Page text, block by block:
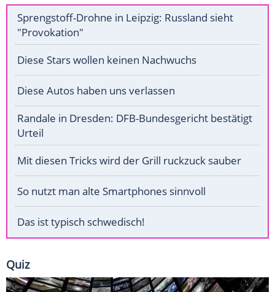
Sprengstoff-Drohne in Leipzig: Russland sieht
"Provokation"
Diese Stars wollen keinen Nachwuchs
Diese Autos haben uns verlassen
Randale in Dresden: DFB-Bundesgericht bestätigt
Urteil
Mit diesen Tricks wird der Grill ruckzuck sauber
So nutzt man alte Smartphones sinnvoll
Das ist typisch schwedisch!
Quiz